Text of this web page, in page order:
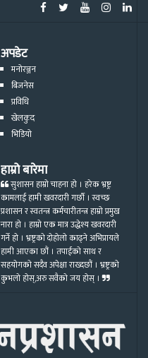
अपडेट
मनोरञ्जन
बिजनेस
प्रविधि
खेलकुद
भिडियो
हाम्रो बारेमा
सुशासन हाम्रो चाहना हो । हरेक भ्रष्ट्र
कामलाई हामी खवरदारी गर्छौ । स्वच्छ
प्रशासन र स्वतन्त्र कर्मचारीतन्त्र हाम्रो प्रमुख
नारा हो । हाम्रो एक मात्र उद्धेश्य खवरदारी
गर्ने हो । भ्रष्ट्रको दोहोलो काढ्ने अभिप्रायले
हामी आएका छौं । तपाईको साथ र
सहयोगको सदैव अपेक्षा राख्दछौं । भ्रष्ट्रको
कुभलो होस्,अरु सवैको जय होस् ।